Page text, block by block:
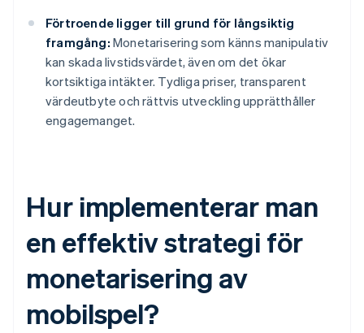
Förtroende ligger till grund för långsiktig
framgång: Monetarisering som känns manipulativ
kan skada livstidsvärdet, även om det ökar
kortsiktiga intäkter. Tydliga priser, transparent
värdeutbyte och rättvis utveckling upprätthåller
engagemanget.
Hur implementerar man
en effektiv strategi för
monetarisering av
mobilspel?